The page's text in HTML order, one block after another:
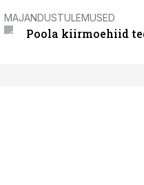
MAJANDUSTULEMUSED
Poola kiirmoehiid